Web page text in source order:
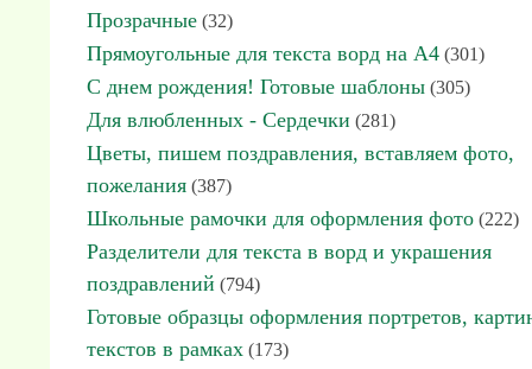
Прозрачные (32)
Прямоугольные для текста ворд на А4 (301)
С днем рождения! Готовые шаблоны (305)
Для влюбленных - Сердечки (281)
Цветы, пишем поздравления, вставляем фото,
пожелания (387)
Школьные рамочки для оформления фото (222)
Разделители для текста в ворд и украшения
поздравлений (794)
Готовые образцы оформления портретов,
текстов в рамках (173)